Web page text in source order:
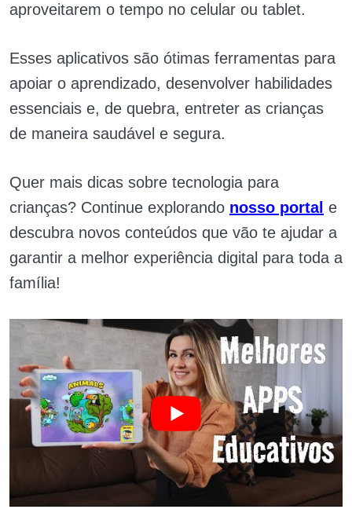
aproveitarem o tempo no celular ou tablet.
Esses aplicativos são ótimas ferramentas para
apoiar o aprendizado, desenvolver habilidades
essenciais e, de quebra, entreter as crianças
de maneira saudável e segura.
Quer mais dicas sobre tecnologia para
crianças? Continue explorando nosso portal e
descubra novos conteúdos que vão te ajudar a
garantir a melhor experiência digital para toda a
família!